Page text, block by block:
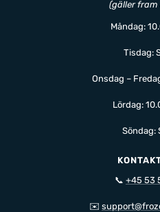
(gäller fram
Måndag:
Tisdag:
Onsdag –
Lördag:
Söndag:
📞 +45 53
✉️